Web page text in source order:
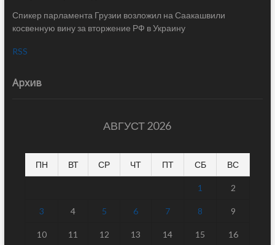
Спикер парламента Грузии возложил на Саакашвили
косвенную вину за вторжение РФ в Украину
RSS
Архив
АВГУСТ 2026
ПН ВТ СР ЧТ ПТ СБ ВС
1 2
3 4 5 6 7 8 9
10 11 12 13 14 15 16